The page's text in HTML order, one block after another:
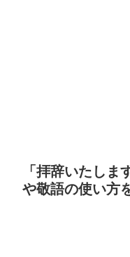
「拝辞いたしま
や敬語の使い方